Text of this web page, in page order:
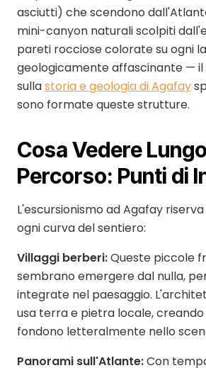
asciutti) che scendono
mini-canyon naturali scolpiti
pareti rocciose colorate su ogni
geologicamente affascinante —
sullastoria e geologia di Agafay
sono formate queste strutture.
Cosa Vedere
Percorso: Punti di
L'escursionismo ad Agafay
ogni curva del sentiero:
Villaggi berberi:Queste piccole
sembrano emergere dal nulla,
integrate nel paesaggio.
usa terra e pietra locale, creando
fondono letteralmente nello
Panorami sull'Atlante:Con